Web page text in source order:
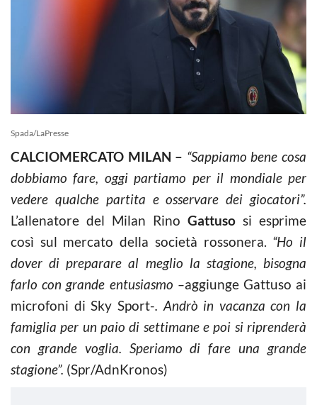
Spada/LaPresse
CALCIOMERCATO MILAN – “Sappiamo bene cosa
dobbiamo fare, oggi partiamo per il mondiale per
vedere qualche partita e osservare dei giocatori”.
L’allenatore del Milan Rino Gattuso si esprime
così sul mercato della società rossonera. “Ho il
dover di preparare al meglio la stagione, bisogna
farlo con grande entusiasmo –aggiunge Gattuso ai
microfoni di Sky Sport-. Andrò in vacanza con la
famiglia per un paio di settimane e poi si riprenderà
con grande voglia. Speriamo di fare una grande
stagione”. (Spr/AdnKronos)